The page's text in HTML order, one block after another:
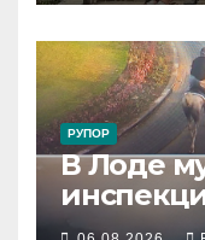
РУПОР
В Лоде